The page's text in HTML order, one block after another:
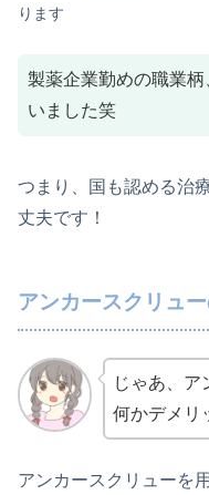
ります
製薬企業勤めの職業
いました笑
つまり、国も認める治
丈夫です！
アンカースクリュ
じゃあ、ア
何かデメリ
アンカースクリューを